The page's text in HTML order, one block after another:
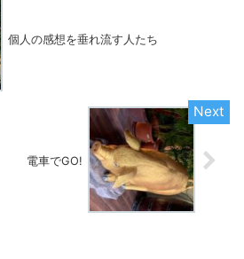
個人の感想を垂れ流す人たち
電車でGO!